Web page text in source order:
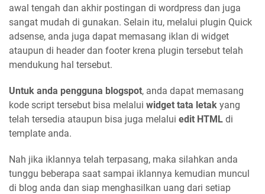
awal tengah dan akhir postingan di wordpress dan juga
sangat mudah di gunakan. Selain itu, melalui plugin Quick
adsense, anda juga dapat memasang iklan di widget
ataupun di header dan footer krena plugin tersebut telah
mendukung hal tersebut.
Untuk anda pengguna blogspot, anda dapat memasang
kode script tersebut bisa melalui widget tata letak yang
telah tersedia ataupun bisa juga melalui edit HTML di
template anda.
Nah jika iklannya telah terpasang, maka silahkan anda
tunggu beberapa saat sampai iklannya kemudian muncul
di blog anda dan siap menghasilkan uang dari setiap